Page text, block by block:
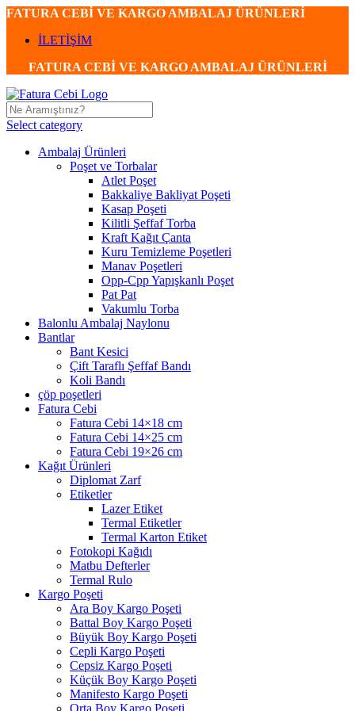
FATURA CEBİ VE KARGO AMBALAJ ÜRÜNLERİ
İLETİŞİM
FATURA CEBİ VE KARGO AMBALAJ ÜRÜNLERİ
Select category
Ambalaj Ürünleri
Poşet ve Torbalar
Atlet Poşet
Bakkaliye Bakliyat Poşeti
Kasap Poşeti
Kilitli Şeffaf Torba
Kraft Kağıt Çanta
Kuru Temizleme Poşetleri
Manav Poşetleri
Opp-Cpp Yapışkanlı Poşet
Pat Pat
Vakumlu Torba
Balonlu Ambalaj Naylonu
Bantlar
Bant Kesici
Çift Taraflı Şeffaf Bandı
Koli Bandı
çöp poşetleri
Fatura Cebi
Fatura Cebi 14×18 cm
Fatura Cebi 14×25 cm
Fatura Cebi 19×26 cm
Kağıt Ürünleri
Diplomat Zarf
Etiketler
Lazer Etiket
Termal Etiketler
Termal Karton Etiket
Fotokopi Kağıdı
Matbu Defterler
Termal Rulo
Kargo Poşeti
Ara Boy Kargo Poşeti
Battal Boy Kargo Poşeti
Büyük Boy Kargo Poşeti
Cepli Kargo Poşeti
Cepsiz Kargo Poşeti
Küçük Boy Kargo Poşeti
Manifesto Kargo Poşeti
Orta Boy Kargo Poşeti